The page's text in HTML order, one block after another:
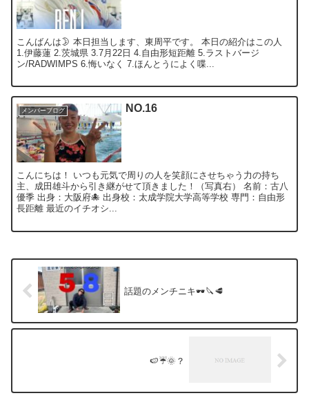
こんばんは🌛 本日担当します、東周平です。 本日の紹介はこの人
1.伊藤蓮 2.茨城県 3.7月22日 4.自由形短距離 5.ラストバージ
ン/RADWIMPS 6.悔いなく 7.ほんとうによく喋...
メンバーブログ NO.16
こんにちは！ いつも元気で周りの人を笑顔にさせちゃう力の持ち
主、成田雄斗から引き継がせて頂きました！（写真右） 名前：古八
優季 出身：大阪府🐙 出身校：太成学院大学高等学校 専門：自由形
長距離 最近のイチオシ...
話題のメンチニキ🕶🔪🥩
🍉☔️🌞？